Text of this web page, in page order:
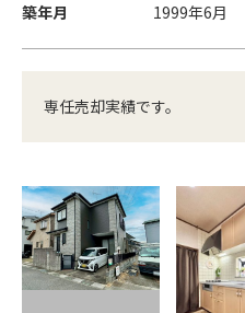
築年月
1999年6月
専任売却実績です。